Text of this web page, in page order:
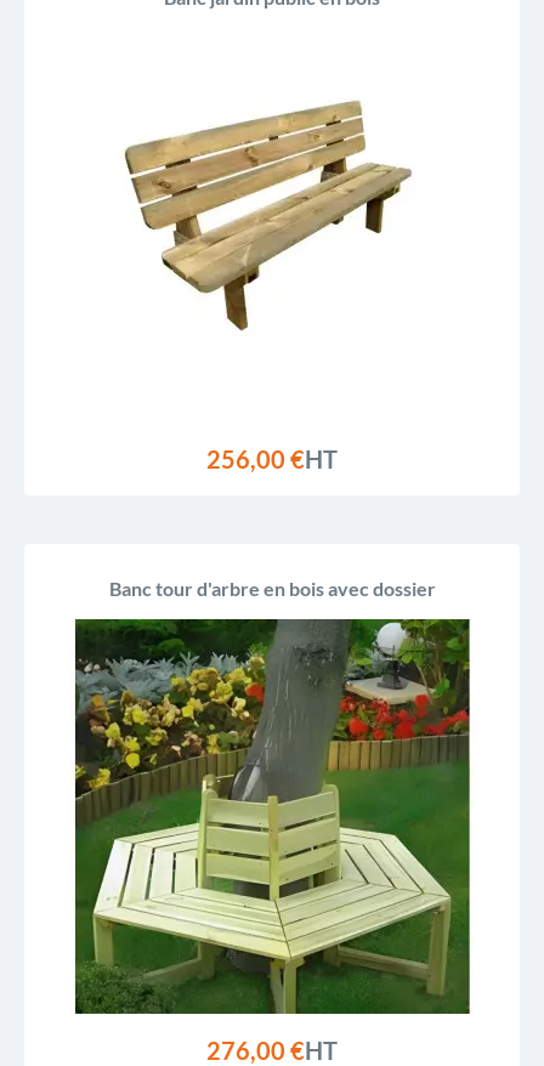
256,00 €HT
Banc tour d'arbre en bois avec dossier
276,00 €HT